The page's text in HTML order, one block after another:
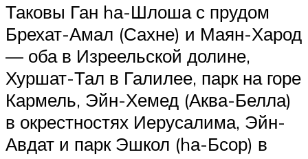
Таковы Ган hа-Шлоша с прудом
Брехат-Амал (Сахне) и Маян-Харод
— оба в Изреельской долине,
Хуршат-Тал в Галилее, парк на горе
Кармель, Эйн-Хемед (Аква-Белла)
в окрестностях Иерусалима, Эйн-
Авдат и парк Эшкол (hа-Бсор) в